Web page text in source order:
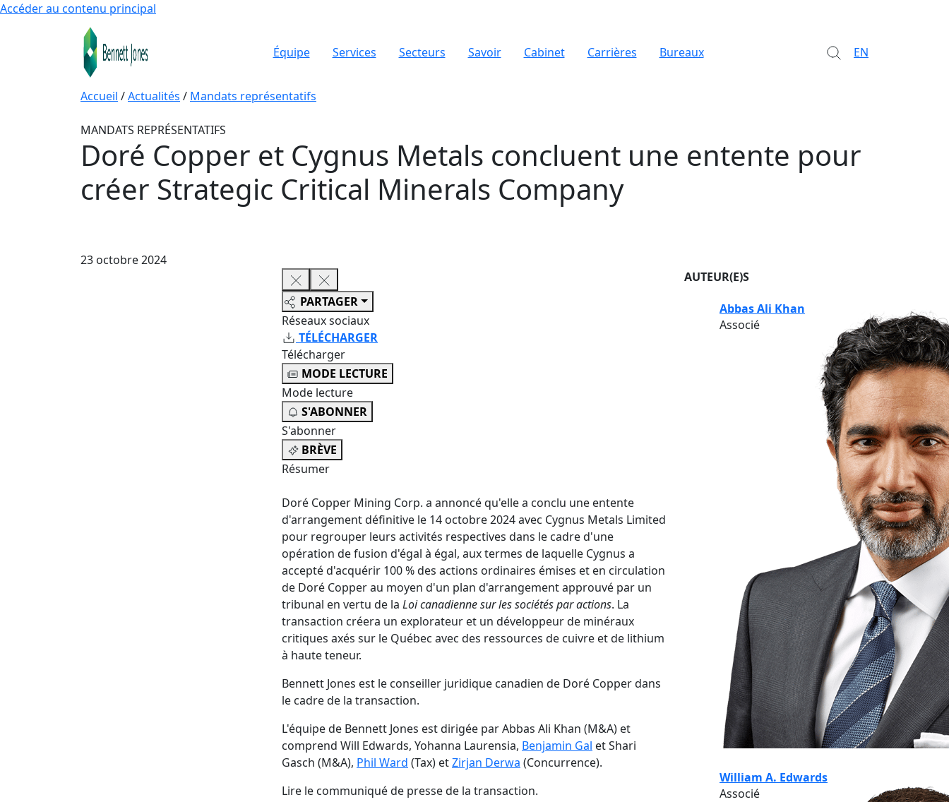
Accéder au contenu principal
Équipe Services Secteurs Savoir Cabinet Carrières Bureaux EN
Accueil /Actualités / Mandats représentatifs
MANDATS REPRÉSENTATIFS
Doré Copper et Cygnus Metals concluent une entente pour
créer Strategic Critical Minerals Company
23 octobre 2024
PARTAGER
Réseaux sociaux
TÉLÉCHARGER
Télécharger
MODE LECTURE
Mode lecture
S'ABONNER
S'abonner
BRÈVE
Résumer
Doré Copper Mining Corp. a annoncé qu'elle a conclu une entente
d'arrangement définitive le 14 octobre 2024 avec Cygnus Metals Limited
pour regrouper leurs activités respectives dans le cadre d'une
opération de fusion d'égal à égal, aux termes de laquelle Cygnus a
accepté d'acquérir 100 % des actions ordinaires émises et en circulation
de Doré Copper au moyen d'un plan d'arrangement approuvé par un
tribunal en vertu de la Loi canadienne sur les sociétés par actions. La
transaction créera un explorateur et un développeur de minéraux
critiques axés sur le Québec avec des ressources de cuivre et de lithium
à haute teneur.
Bennett Jones est le conseiller juridique canadien de Doré Copper dans
le cadre de la transaction.
L'équipe de Bennett Jones est dirigée parAbbas Ali Khan (M&A) et
comprend Will Edwards, Yohanna Laurensia, Benjamin Gal etShari
Gasch (M&A), Phil Ward (Tax) etZirjan Derwa (Concurrence).
Lire le communiqué de presse de la transaction.
AUTEUR(E)S
Abbas Ali Khan
Associé
William A. Edwards
Associé